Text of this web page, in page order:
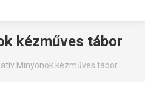
kézműves tábor
Minyonok kézműves tábor